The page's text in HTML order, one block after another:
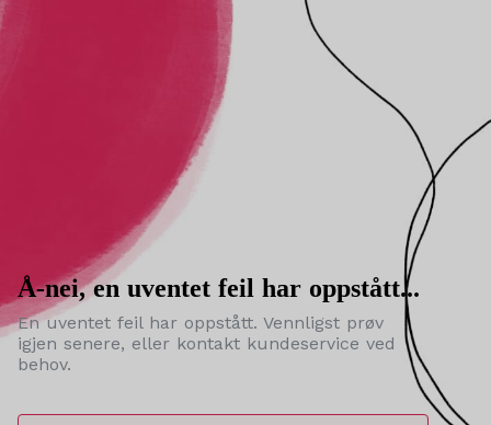
Å-nei, en uventet feil har oppstått...
En uventet feil har oppstått. Vennligst prøv
igjen senere, eller kontakt kundeservice ved
behov.